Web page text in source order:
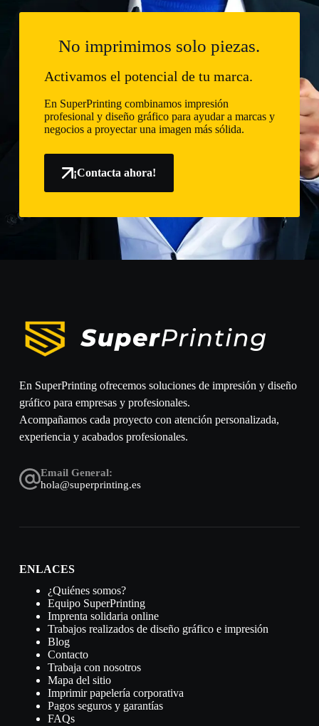
No imprimimos solo piezas.
Activamos el potencial de tu marca.
En SuperPrinting combinamos impresión
profesional y diseño gráfico para ayudar a marcas y
negocios a proyectar una imagen más sólida.
¡Contacta ahora!
En SuperPrinting ofrecemos soluciones de impresión y diseño
gráfico para empresas y profesionales.
Acompañamos cada proyecto con atención personalizada,
experiencia y acabados profesionales.
Email General:
hola@superprinting.es
ENLACES
¿Quiénes somos?
Equipo SuperPrinting
Imprenta solidaria online
Trabajos realizados de diseño gráfico e impresión
Blog
Contacto
Trabaja con nosotros
Mapa del sitio
Imprimir papelería corporativa
Pagos seguros y garantías
FAQs